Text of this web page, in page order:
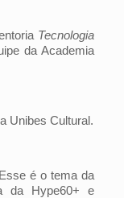
Tecnologia
da Academia
Unibes Cultural.
Esse é o tema da
da Hype60+ e